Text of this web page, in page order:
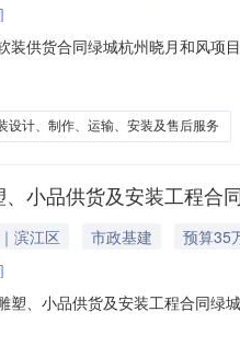
装供货合同绿城杭州晓月和风项
风项目公区软装设计、制作、运
名：杭州绿
设计、制作、运输、安装及售后服务
小品供货及安装工程合同
滨江区 市政基建
预算35
塑、小品供货及安装工程合同绿
标内容：杭州晓月和风项目景观